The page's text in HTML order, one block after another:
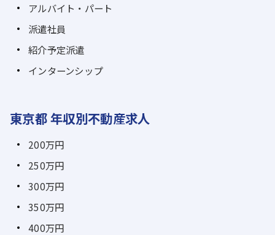
アルバイト・パート
派遣社員
紹介予定派遣
インターンシップ
東京都 年収別不動産求人
200万円
250万円
300万円
350万円
400万円